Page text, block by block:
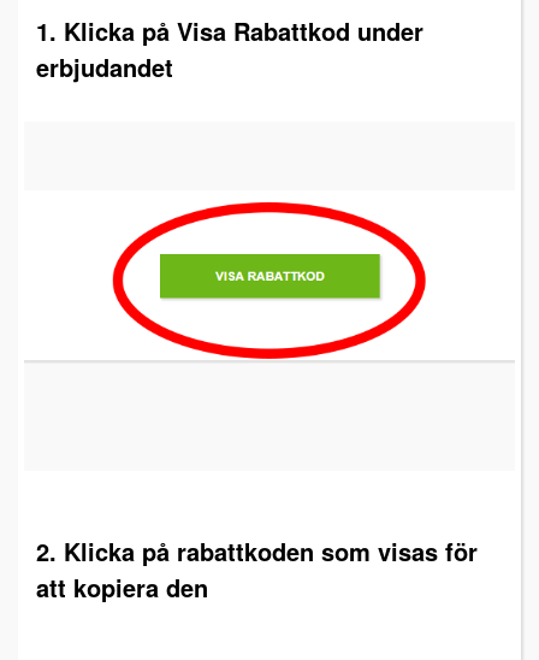
1. Klicka på Visa Rabattkod under
erbjudandet
2. Klicka på rabattkoden som visas för
att kopiera den